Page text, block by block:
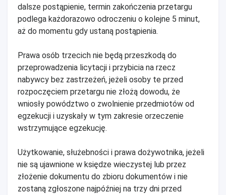
dalsze postąpienie, termin zakończenia przetargu
podlega każdorazowo odroczeniu o kolejne 5 minut,
aż do momentu gdy ustaną postąpienia.
Prawa osób trzecich nie będą przeszkodą do
przeprowadzenia licytacji i przybicia na rzecz
nabywcy bez zastrzeżeń, jeżeli osoby te przed
rozpoczęciem przetargu nie złożą dowodu, że
wniosły powództwo o zwolnienie przedmiotów od
egzekucji i uzyskały w tym zakresie orzeczenie
wstrzymujące egzekucję.
Użytkowanie, służebności i prawa dożywotnika, jeżeli
nie są ujawnione w księdze wieczystej lub przez
złożenie dokumentu do zbioru dokumentów i nie
zostaną zgłoszone najpóźniej na trzy dni przed